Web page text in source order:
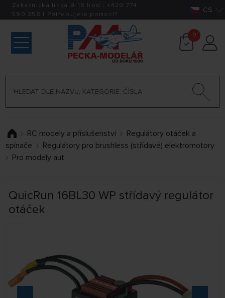
Zákaznická linka 9-18 hod.: +420 774
590 258 | Potřebujete pomoci? CS
0
RC modely a příslušenství
Regulátory otáček a
spínače
Regulátory pro brushless (střídavé) elektromotory
Pro modely aut
QuicRun 16BL30 WP střídavý regulátor
otáček